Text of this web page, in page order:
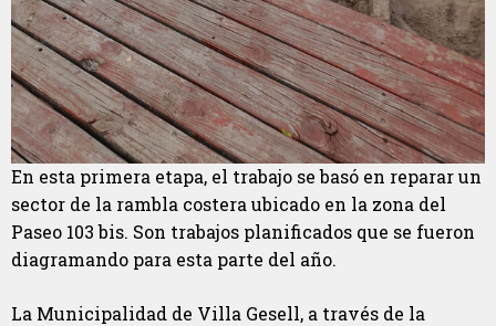
En esta primera etapa, el trabajo se basó en reparar un
sector de la rambla costera ubicado en la zona del
Paseo 103 bis. Son trabajos planificados que se fueron
diagramando para esta parte del año.
La Municipalidad de Villa Gesell, a través de la